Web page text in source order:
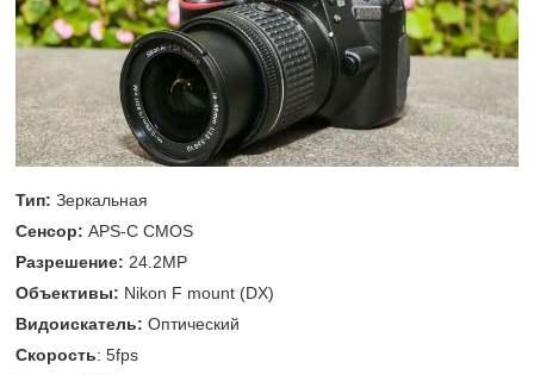
Тип: Зеркальная
Сенсор: APS-C CMOS
Разрешение: 24.2MP
Объективы: Nikon F mount (DX)
Видоискатель: Оптический
Скорость: 5fps